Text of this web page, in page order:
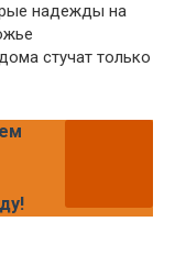
надежды на
стучат только